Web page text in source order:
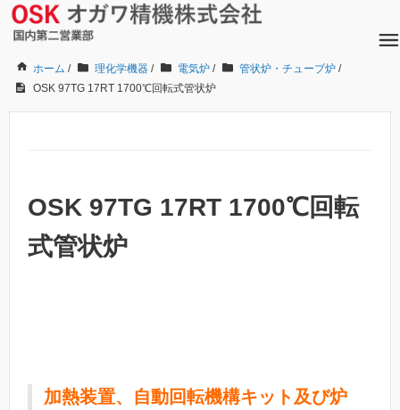
ホーム / 理化学機器 / 電気炉 / 管状炉・チューブ炉 /
OSK 97TG 17RT 1700℃回転式管状炉
OSK 97TG 17RT 1700℃回転
式管状炉
加熱装置、自動回転機構キット及び炉